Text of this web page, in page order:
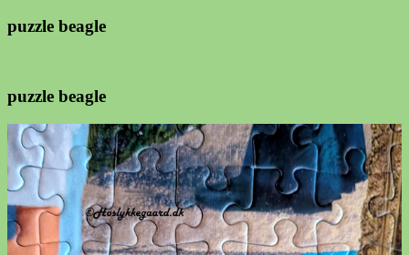
puzzle beagle
puzzle beagle